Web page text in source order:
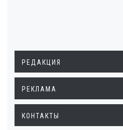
РЕДАКЦИЯ
РЕКЛАМА
КОНТАКТЫ